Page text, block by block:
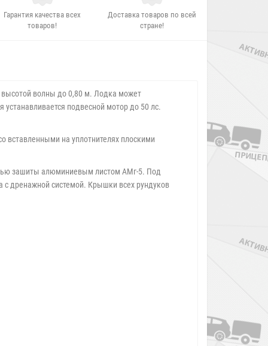
Гарантия качества всех
товаров!
Доставка товаров по всей
стране!
высотой волны до 0,80 м. Лодка может
подвесной мотор до 50 лс.
вставленными на уплотнителях плоскими
зашиты алюминиевым листом АМг-5. Под
дренажной системой. Крышки всех рундуков